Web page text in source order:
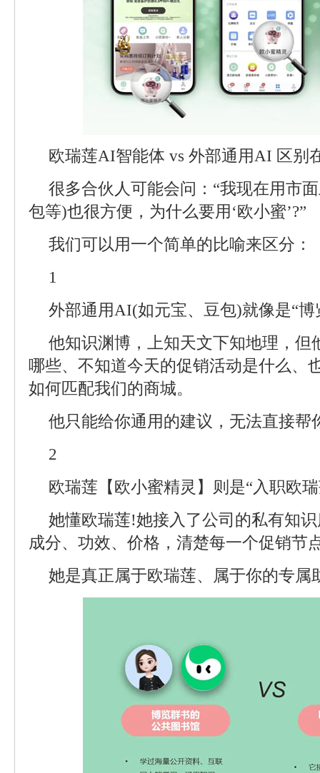
欧瑞莲AI智能体 vs 外部通用AI 区别
很多合伙人可能会问：“我现在用市
包等)也很方便，为什么要用‘欧小蜜’?”
我们可以用一个简单的比喻来区分：
1
外部通用AI(如元宝、豆包)就像是“
他知识渊博，上知天文下知地理，但
哪些、不知道今天的促销活动是什么、
如何匹配我们的商城。
他只能给你通用的建议，无法直接帮
2
欧瑞莲【欧小蜜精灵】则是“入职欧
她懂欧瑞莲!她接入了公司的私有知
成分、功效、价格，清楚每一个促销节
她是真正属于欧瑞莲、属于你的专属